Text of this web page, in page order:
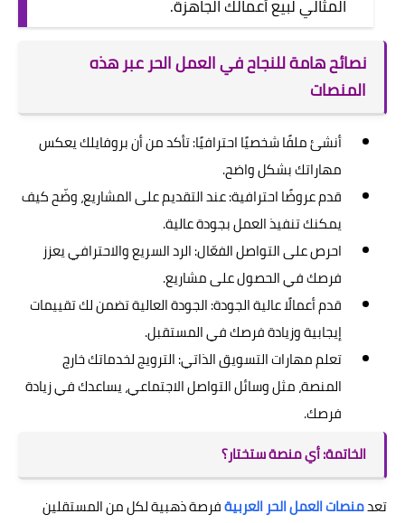
المثالي لبيع أعمالك الجاهزة.
نصائح هامة للنجاح في العمل الحر عبر هذه
المنصات
أنشئ ملفًا شخصيًا احترافيًا: تأكد من أن بروفايلك يعكس
مهاراتك بشكل واضح.
قدم عروضًا احترافية: عند التقديم على المشاريع، وضّح كيف
يمكنك تنفيذ العمل بجودة عالية.
احرص على التواصل الفعّال: الرد السريع والاحترافي يعزز
فرصك في الحصول على مشاريع.
قدم أعمالًا عالية الجودة: الجودة العالية تضمن لك تقييمات
إيجابية وزيادة فرصك في المستقبل.
تعلم مهارات التسويق الذاتي: الترويج لخدماتك خارج
المنصة، مثل وسائل التواصل الاجتماعي، يساعدك في زيادة
فرصك.
الخاتمة: أي منصة ستختار؟
تعدمنصات العمل الحر العربيةفرصة ذهبية لكل من المستقلين